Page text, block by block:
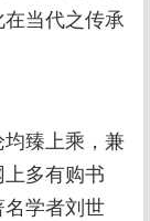
当代之传承
臻上乘，兼
多有购书
学者刘世